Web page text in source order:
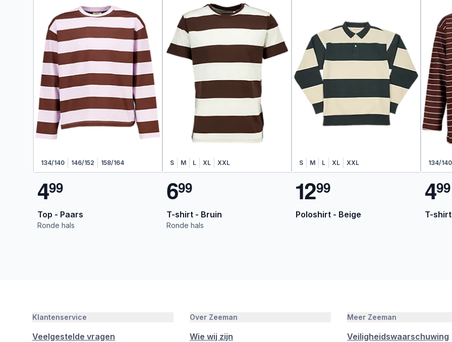
134/140 146/152 158/164
499
Top - Paars
Ronde hals
S M L XL XXL
699
T-shirt - Bruin
Ronde hals
S M L XL XXL
1299
Poloshirt - Beige
134/140
499
T-
Klantenservice
Veelgestelde vragen
Over Zeeman
Wie wij zijn
Meer Zeeman
Veiligheidswaarschuwing